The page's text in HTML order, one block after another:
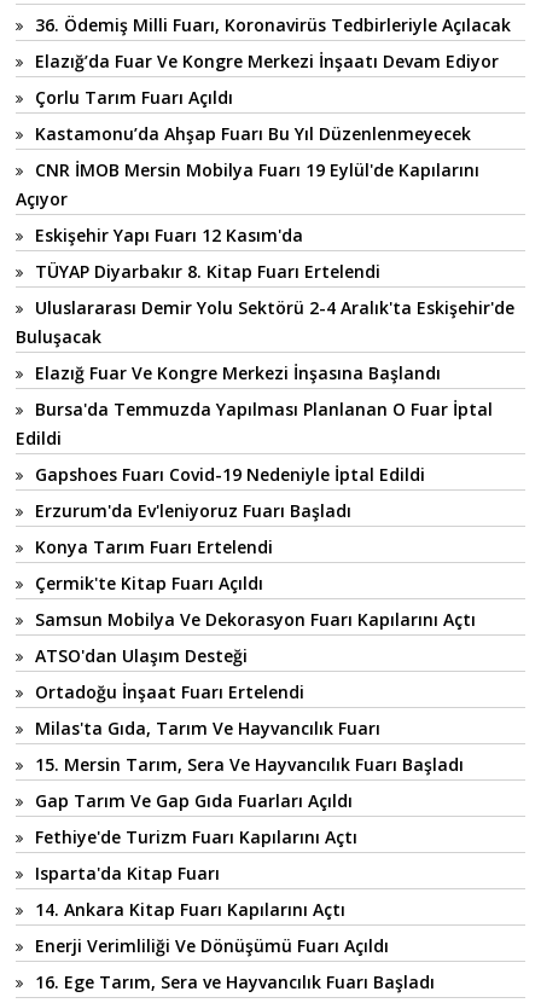
36. Ödemiş Milli Fuarı, Koronavirüs Tedbirleriyle Açılacak
Elazığ’da Fuar Ve Kongre Merkezi İnşaatı Devam Ediyor
Çorlu Tarım Fuarı Açıldı
Kastamonu’da Ahşap Fuarı Bu Yıl Düzenlenmeyecek
CNR İMOB Mersin Mobilya Fuarı 19 Eylül'de Kapılarını
Açıyor
Eskişehir Yapı Fuarı 12 Kasım'da
TÜYAP Diyarbakır 8. Kitap Fuarı Ertelendi
Uluslararası Demir Yolu Sektörü 2-4 Aralık'ta Eskişehir'de
Buluşacak
Elazığ Fuar Ve Kongre Merkezi İnşasına Başlandı
Bursa'da Temmuzda Yapılması Planlanan O Fuar İptal
Edildi
Gapshoes Fuarı Covid-19 Nedeniyle İptal Edildi
Erzurum'da Ev'leniyoruz Fuarı Başladı
Konya Tarım Fuarı Ertelendi
Çermik'te Kitap Fuarı Açıldı
Samsun Mobilya Ve Dekorasyon Fuarı Kapılarını Açtı
ATSO'dan Ulaşım Desteği
Ortadoğu İnşaat Fuarı Ertelendi
Milas'ta Gıda, Tarım Ve Hayvancılık Fuarı
15. Mersin Tarım, Sera Ve Hayvancılık Fuarı Başladı
Gap Tarım Ve Gap Gıda Fuarları Açıldı
Fethiye'de Turizm Fuarı Kapılarını Açtı
Isparta'da Kitap Fuarı
14. Ankara Kitap Fuarı Kapılarını Açtı
Enerji Verimliliği Ve Dönüşümü Fuarı Açıldı
16. Ege Tarım, Sera ve Hayvancılık Fuarı Başladı